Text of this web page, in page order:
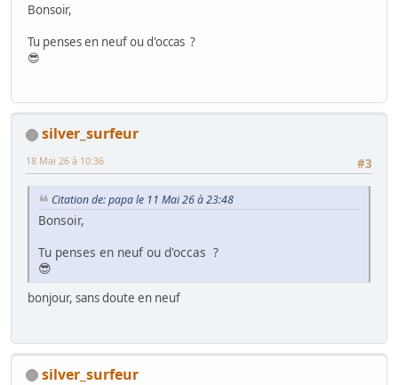
Bonsoir,
Tu penses en neuf ou d'occas ?
😎
silver_surfeur
#3
18 Mai 26 à 10:36
Citation de: papa le 11 Mai 26 à 23:48
Bonsoir,
Tu penses en neuf ou d'occas ?
😎
bonjour, sans doute en neuf
silver_surfeur